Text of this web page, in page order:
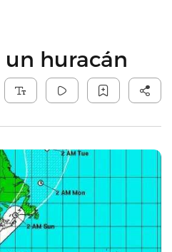
un huracán